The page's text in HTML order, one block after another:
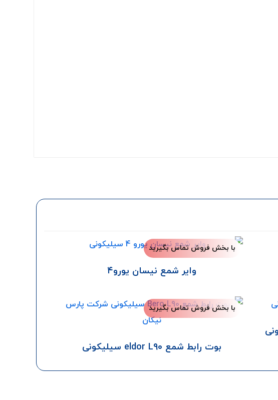
وایر شمع نیسان یورو۴
با بخش فروش تماس بگیرید
بوت رابط شمع eldor L۹۰ سیلیکونی
با بخش فروش تماس بگیرید